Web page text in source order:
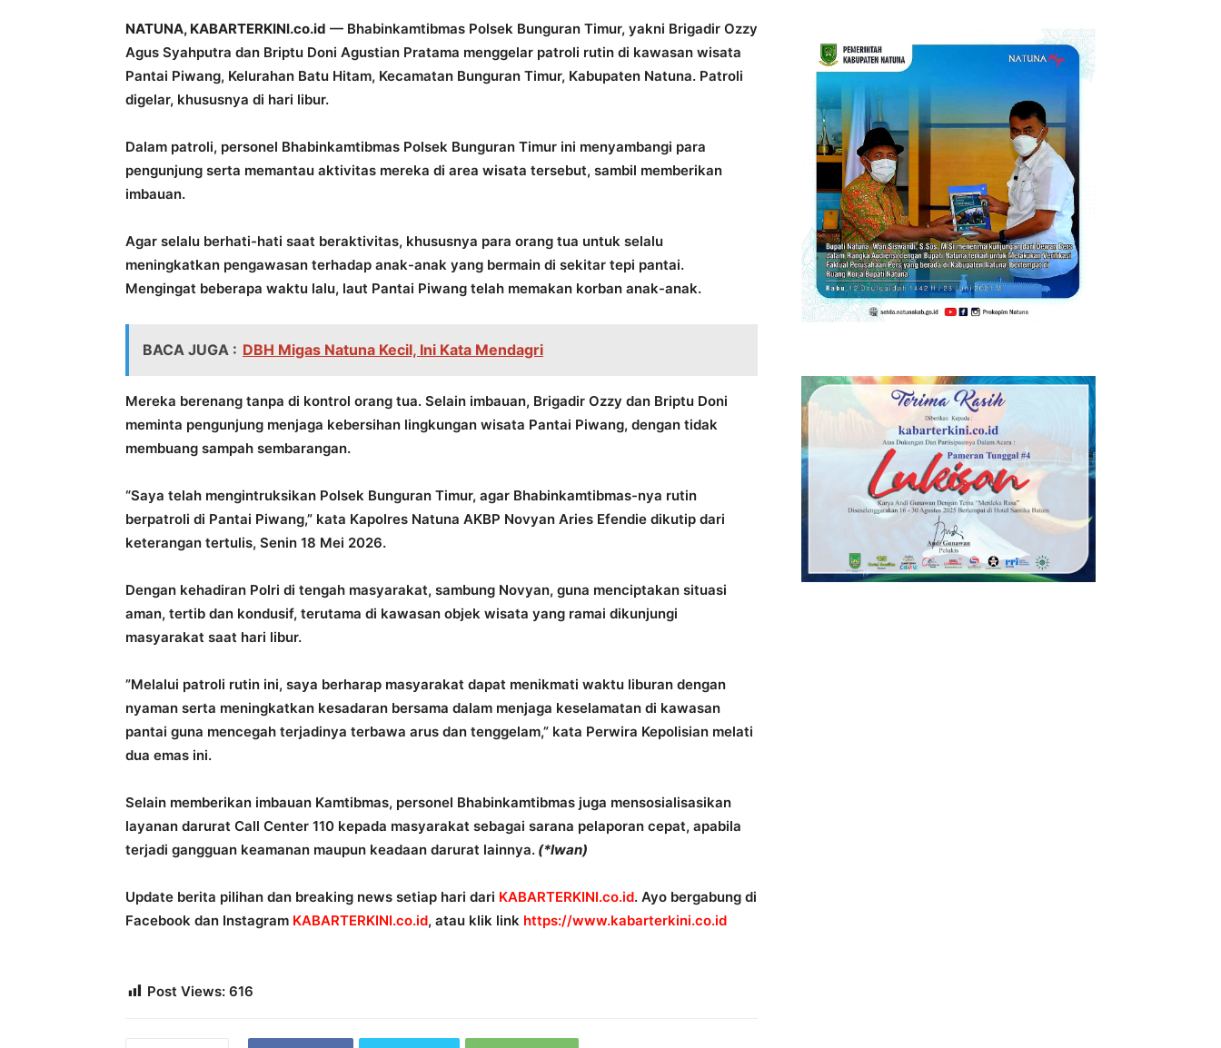
NATUNA, KABARTERKINI.co.id — Bhabinkamtibmas Polsek Bunguran Timur, yakni Brigadir Ozzy
Agus Syahputra dan Briptu Doni Agustian Pratama menggelar patroli rutin di kawasan wisata
Pantai Piwang, Kelurahan Batu Hitam, Kecamatan Bunguran Timur, Kabupaten Natuna. Patroli
digelar, khususnya di hari libur.
Dalam patroli, personel Bhabinkamtibmas Polsek Bunguran Timur ini menyambangi para
pengunjung serta memantau aktivitas mereka di area wisata tersebut, sambil memberikan
imbauan.
Agar selalu berhati-hati saat beraktivitas, khususnya para orang tua untuk selalu
meningkatkan pengawasan terhadap anak-anak yang bermain di sekitar tepi pantai.
Mengingat beberapa waktu lalu, laut Pantai Piwang telah memakan korban anak-anak.
BACA JUGA : DBH Migas Natuna Kecil, Ini Kata Mendagri
Mereka berenang tanpa di kontrol orang tua. Selain imbauan, Brigadir Ozzy dan Briptu Doni
meminta pengunjung menjaga kebersihan lingkungan wisata Pantai Piwang, dengan tidak
membuang sampah sembarangan.
“Saya telah mengintruksikan Polsek Bunguran Timur, agar Bhabinkamtibmas-nya rutin
berpatroli di Pantai Piwang,” kata Kapolres Natuna AKBP Novyan Aries Efendie dikutip dari
keterangan tertulis, Senin 18 Mei 2026.
Dengan kehadiran Polri di tengah masyarakat, sambung Novyan, guna menciptakan situasi
aman, tertib dan kondusif, terutama di kawasan objek wisata yang ramai dikunjungi
masyarakat saat hari libur.
‎”Melalui patroli rutin ini, saya berharap masyarakat dapat menikmati waktu liburan dengan
nyaman serta meningkatkan kesadaran bersama dalam menjaga keselamatan di kawasan
pantai guna mencegah terjadinya terbawa arus dan tenggelam,” kata Perwira Kepolisian melati
dua emas ini.
‎Selain memberikan imbauan Kamtibmas, personel Bhabinkamtibmas juga mensosialisasikan
layanan darurat Call Center 110 kepada masyarakat sebagai sarana pelaporan cepat, apabila
terjadi gangguan keamanan maupun keadaan darurat lainnya. (*Iwan)
Update berita pilihan dan breaking news setiap hari dari KABARTERKINI.co.id. Ayo bergabung di
Facebook dan Instagram KABARTERKINI.co.id, atau klik link https://www.kabarterkini.co.id
Post Views: 616